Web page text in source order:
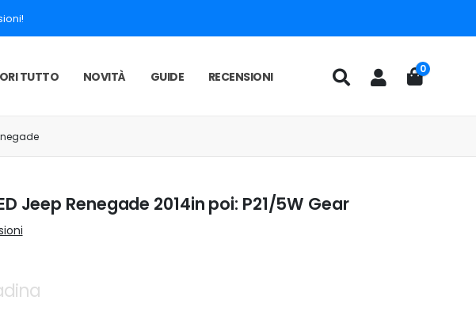
TUTTO NOVITÀ GUIDE RECENSIONI
0
Jeep Renegade 2014in poi: P21/5W Gear